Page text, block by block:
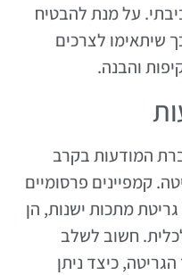
על מנת להבטיח
שיתאימו לצרכים
והבנה.
המודעות בקרב
קמפיינים פרסומיים
מתכות ישנות, הן
חשוב לשלב
כיצד ניתן